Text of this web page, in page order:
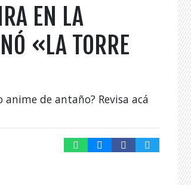
EN LA
«LA TORRE
de antaño? Revisa acá